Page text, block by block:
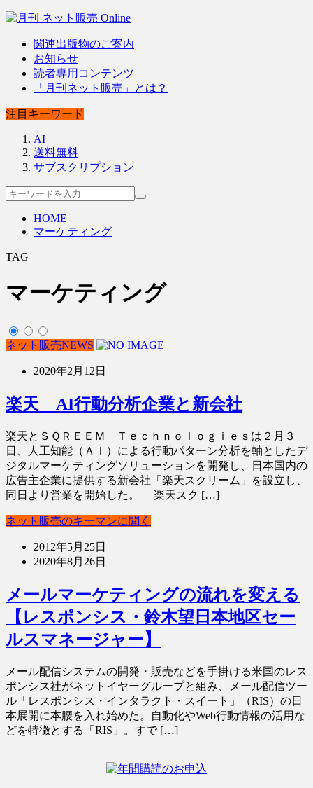
関連出版物のご案内
お知らせ
読者専用コンテンツ
「月刊ネット販売」とは？
注目キーワード
AI
送料無料
サブスクリプション
HOME
マーケティング
TAG
マーケティング
ネット販売NEWS
2020年2月12日
楽天 AI行動分析企業と新会社
楽天とＳＱＲＥＥＭ Ｔｅｃｈｎｏｌｏｇｉｅｓは２月３
日、人工知能（ＡＩ）による行動パターン分析を軸としたデ
ジタルマーケティングソリューションを開発し、日本国内の
広告主企業に提供する新会社「楽天スクリーム」を設立し、
同日より営業を開始した。 楽天スク […]
ネット販売のキーマンに聞く
2012年5月25日
2020年8月26日
メールマーケティングの流れを変える
【レスポンシス・鈴木望日本地区セー
ルスマネージャー】
メール配信システムの開発・販売などを手掛ける米国のレス
ポンシス社がネットイヤーグループと組み、メール配信ツー
ル「レスポンシス・インタラクト・スイート」（RIS）の日
本展開に本腰を入れ始めた。自動化やWeb行動情報の活用な
どを特徴とする「RIS」。すで […]